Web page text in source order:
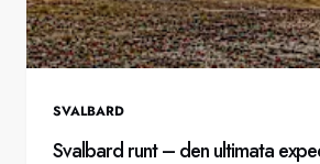
SVALBARD
Svalbard runt – den ultimata